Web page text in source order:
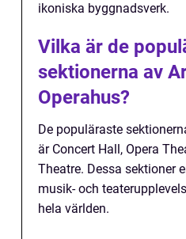
ikoniska byggnadsverk.
Vilka är de
sektionerna av
Operahus?
De populäraste
är Concert Hall, Opera
Theatre. Dessa sektioner
musik- och
hela världen.